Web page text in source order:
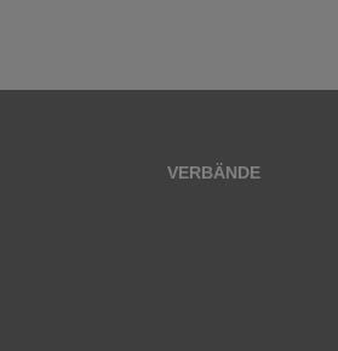
VERBÄNDE